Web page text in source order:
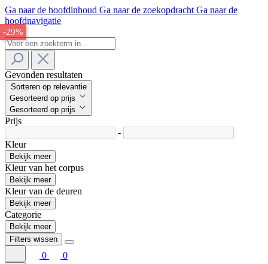
Ga naar de hoofdinhoud Ga naar de zoekopdracht Ga naar de
hoofdnavigatie
Gevonden resultaten
Sorteren op relevantie
Gesorteerd op prijs
Gesorteerd op prijs
Prijs
-
Kleur
Bekijk meer
Kleur van het corpus
Bekijk meer
Kleur van de deuren
Bekijk meer
Categorie
Bekijk meer
Filters wissen
0 0
-29%